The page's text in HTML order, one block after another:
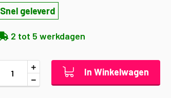
Snel geleverd
2 tot 5 werkdagen
In Winkelwagen